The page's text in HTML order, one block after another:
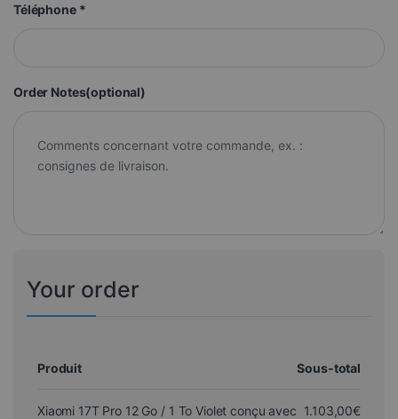
Téléphone *
Order Notes(optional)
Your order
Produit Sous-total
Xiaomi 17T Pro 12 Go / 1 To Violet conçu avec 1.103,00€